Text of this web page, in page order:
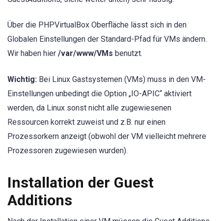
Über die PHPVirtualBox Oberfläche lässt sich in den
Globalen Einstellungen der Standard-Pfad für VMs ändern.
Wir haben hier /var/www/VMs benutzt.
Wichtig: Bei Linux Gastsystemen (VMs) muss in den VM-
Einstellungen unbedingt die Option „IO-APIC“ aktiviert
werden, da Linux sonst nicht alle zugewiesenen
Ressourcen korrekt zuweist und z.B. nur einen
Prozessorkern anzeigt (obwohl der VM vielleicht mehrere
Prozessoren zugewiesen wurden).
Installation der Guest
Additions